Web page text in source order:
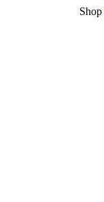
Shop